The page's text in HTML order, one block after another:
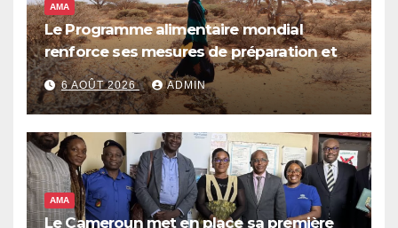
AMA
Le Programme alimentaire mondial
renforce ses mesures de préparation et
de réponse face à la menace d’El Niño,
qui pourrait plonger des dizaines de
millions de personnes dans l’insécurité
alimentaire aiguë
6 AOÛT 2026 ADMIN
AMA
Le Cameroun met en place sa première